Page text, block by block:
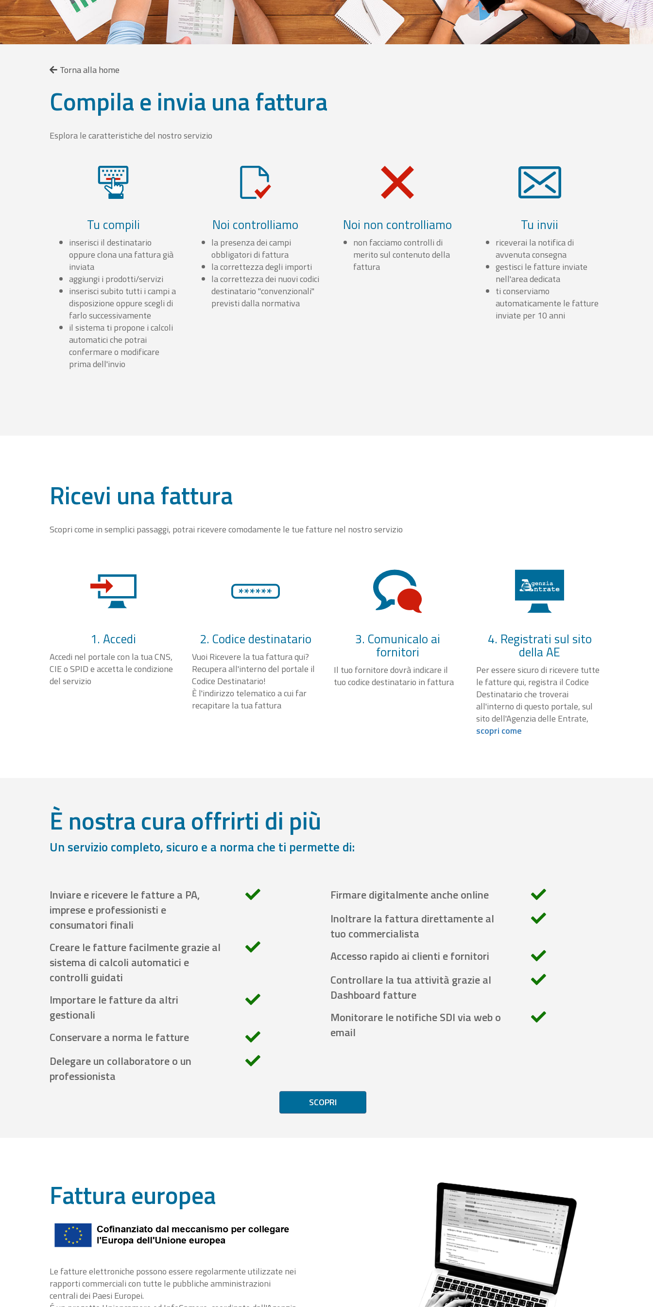
Torna alla home
Compila e invia una fattura
Esplora le caratteristiche del nostro servizio
Tu compili
inserisci il destinatario
oppure clona una fattura già
inviata
aggiungi i prodotti/servizi
inserisci subito tutti i campi a
disposizione oppure scegli di
farlo successivamente
il sistema ti propone i calcoli
automatici che potrai
confermare o modificare
prima dell'invio
Noi controlliamo
la presenza dei campi
obbligatori di fattura
la correttezza degli importi
la correttezza dei nuovi codici
destinatario "convenzionali"
previsti dalla normativa
Noi non controlliamo
non facciamo controlli di
merito sul contenuto della
fattura
Tu invii
riceverai la notifica di
avvenuta consegna
gestisci le fatture inviate
nell'area dedicata
ti conserviamo
automaticamente le fatture
inviate per 10 anni
Ricevi una fattura
Scopri come in semplici passaggi, potrai ricevere comodamente le tue fatture nel nostro servizio
1. Accedi
Accedi nel portale con la tua CNS,
CIE o SPID e accetta le condizione
del servizio
2. Codice destinatario
Vuoi Ricevere la tua fattura qui?
Recupera all'interno del portale il
Codice Destinatario!
È l'indirizzo telematico a cui far
recapitare la tua fattura
3. Comunicalo ai
fornitori
Il tuo fornitore dovrà indicare il
tuo codice destinatario in fattura
4. Registrati sul sito
della AE
Per essere sicuro di ricevere tutte
le fatture qui, registra il Codice
Destinatario che troverai
all'interno di questo portale, sul
sito dell'Agenzia delle Entrate,
scopri come
È nostra cura offrirti di più
Un servizio completo, sicuro e a norma che ti permette di:
Inviare e ricevere le fatture a PA,
imprese e professionisti e
consumatori finali
Creare le fatture facilmente grazie al
sistema di calcoli automatici e
controlli guidati
Importare le fatture da altri
gestionali
Conservare a norma le fatture
Delegare un collaboratore o un
professionista
Firmare digitalmente anche online
Inoltrare la fattura direttamente al
tuo commercialista
Accesso rapido ai clienti e fornitori
Controllare la tua attività grazie al
Dashboard fatture
Monitorare le notifiche SDI via web o
email
SCOPRI
Fattura europea
Le fatture elettroniche possono essere regolarmente utilizzate nei
rapporti commerciali con tutte le pubbliche amministrazioni
centrali dei Paesi Europei.